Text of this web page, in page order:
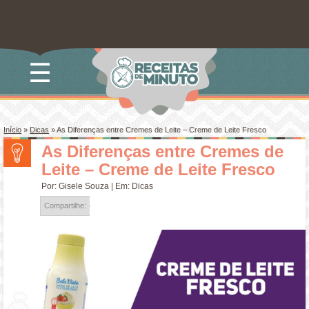
☰
Início»Dicas »As Diferenças entre Cremes de Leite – Creme de Leite Fresco
As Diferenças entre Cremes de
Leite – Creme de Leite Fresco
Por:Gisele Souza | Em: Dicas
Compartilhe: